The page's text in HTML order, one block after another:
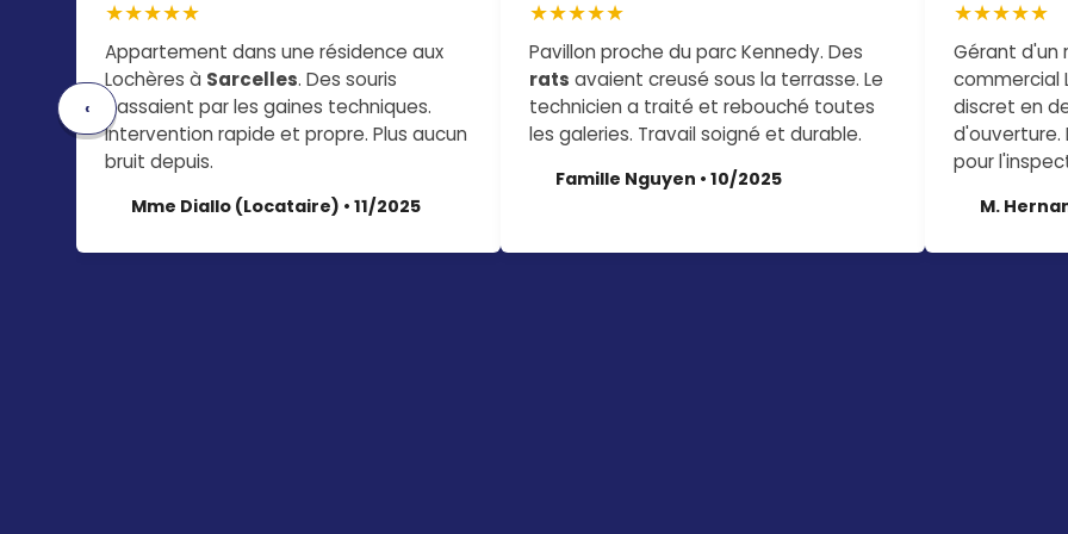
★★★★★
Appartement dans une résidence aux
Lochères à Sarcelles. Des souris
passaient par les gaines techniques.
Intervention rapide et propre. Plus aucun
bruit depuis.
Mme Diallo (Locataire) • 11/2025
★★★★★
Pavillon proche du parc Kennedy. Des
rats avaient creusé sous la terrasse. Le
technicien a traité et rebouché toutes
les galeries. Travail soigné et durable.
Famille Nguyen • 10/2025
★★★★★
Gérant d'un
commercial
discret en
pour
M.
‹